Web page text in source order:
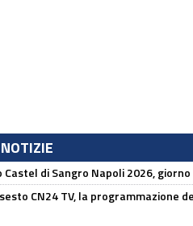
Castel di Sangro Napoli 2026,
CN24 TV, la programmazione